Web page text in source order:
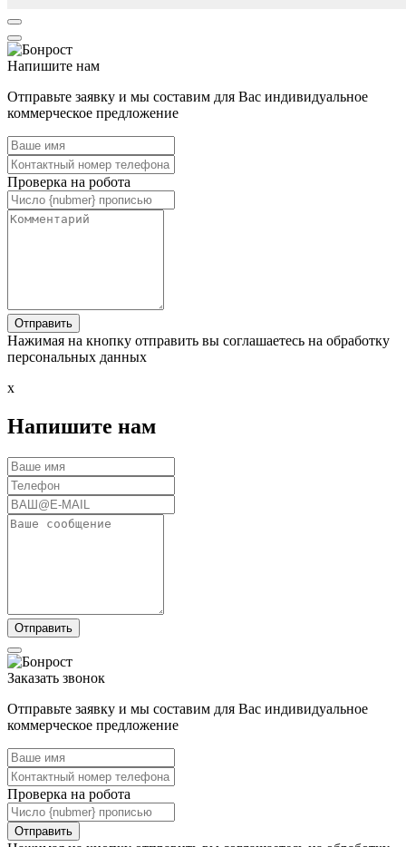
Напишите нам
Отправьте заявку и мы составим для Вас индивидуальное
коммерческое предложение
Проверка на робота
Нажимая на кнопку отправить вы соглашаетесь на обработку
персональных данных
x
Напишите нам
Заказать звонок
Отправьте заявку и мы составим для Вас индивидуальное
коммерческое предложение
Проверка на робота